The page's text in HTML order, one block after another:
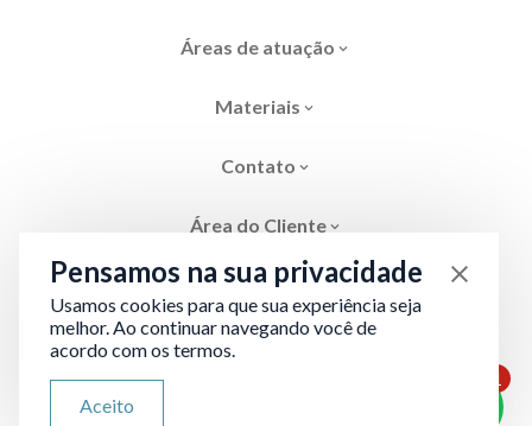
Áreas de atuação
Materiais
Contato
Área do Cliente
Área restrita 1
Pensamos na sua privacidade
Usamos cookies para que sua experiência seja
melhor. Ao continuar navegando você de
acordo com os termos.
Aceito